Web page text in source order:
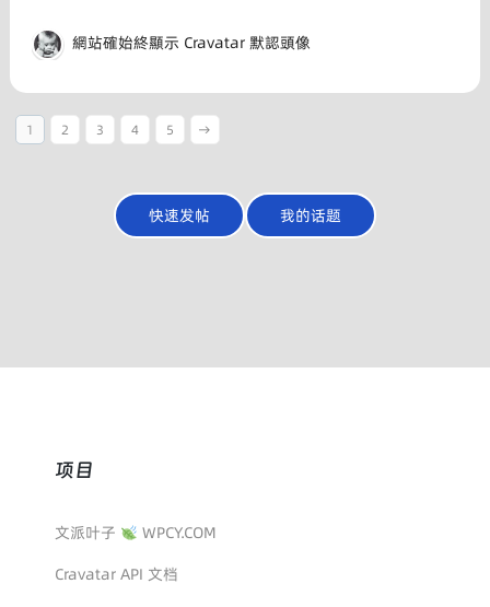
網站確始終顯示 Cravatar 默認頭像
1 2 3 4 5 →
快速发帖 我的话题
项目
文派叶子
WPCY.COM
Cravatar API 文档